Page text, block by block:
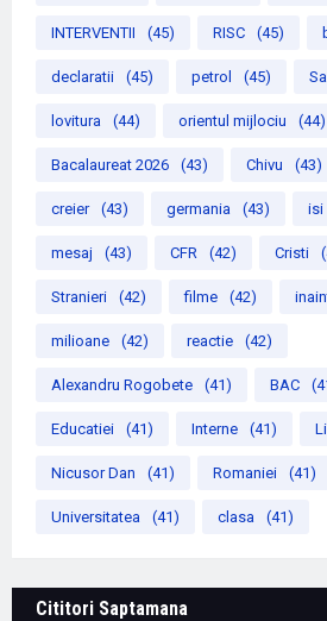
INTERVENTII (45) RISC (45)
declaratii (45) petrol (45) Sa
lovitura (44) orientul mijlociu (44)
Bacalaureat 2026 (43) Chivu (43)
creier (43) germania (43) isi
mesaj (43) CFR (42) Cristi
Stranieri (42) filme (42)
milioane (42) reactie (42)
Alexandru Rogobete (41) BAC
Educatiei (41) Interne (41)
Nicusor Dan (41) Romaniei (41)
Universitatea (41) clasa (41)
Cititori Saptamana